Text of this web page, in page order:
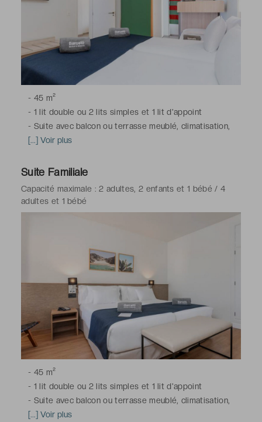
- 45 m²
- 1 lit double ou 2 lits simples et 1 lit d'appoint
- Suite avec balcon ou terrasse meublé, climatisation,
télévision à écran plat avec chaînes du satellite, minibar,
Fi
cheveux, peignoirs & chaussons, articles de toilette
gratuits
[...] Voir plus
Suite Familiale
Capacité maximale : 2 adultes, 2 enfants et 1 bébé / 4
adultes et 1 bébé
- 45 m²
- 1 lit double ou 2 lits simples et 1 lit d'appoint
- Suite avec balcon ou terrasse meublé, climatisation,
télévision à écran plat avec chaînes du satellite, minibar,
[...] Voir plus